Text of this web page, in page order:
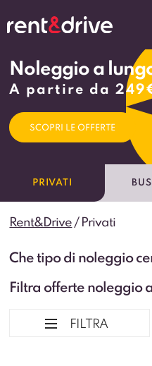
al
Noleggio a
A partire da
SCOPRI LE OFFERTE
PRIVATI
Rent&Drive / Privati
Che tipo di noleggio
Filtra offerte noleggio
FILTRA